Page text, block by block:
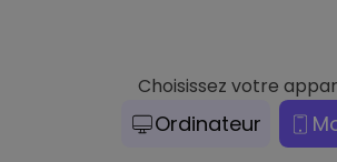
Choisissez votre
Ordinateur